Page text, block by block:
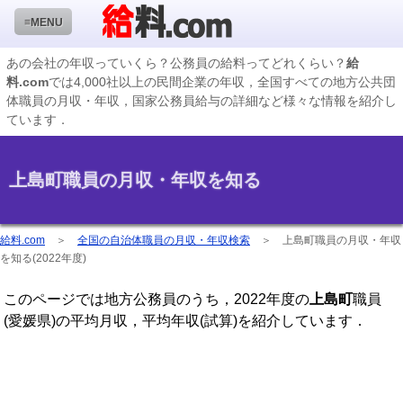
≡MENU
企業検索
年収ランキング
国家公務員編
地方公務員給料検索
私立大学教員編
収録企業データの状況
あの会社の年収っていくら？公務員の給料ってどれくらい？給
料.comでは4,000社以上の民間企業の年収，全国すべての地方公共団
体職員の月収・年収，国家公務員給与の詳細など様々な情報を紹介し
ています．
上島町職員の月収・年収を知る
給料.com ＞ 全国の自治体職員の月収・年収検索 ＞
上島町職員の月収・年収
を知る(2022年度)
このページでは地方公務員のうち，2022年度の 上島町職員
(愛媛県)の平均月収，平均年収(試算)を紹介しています．